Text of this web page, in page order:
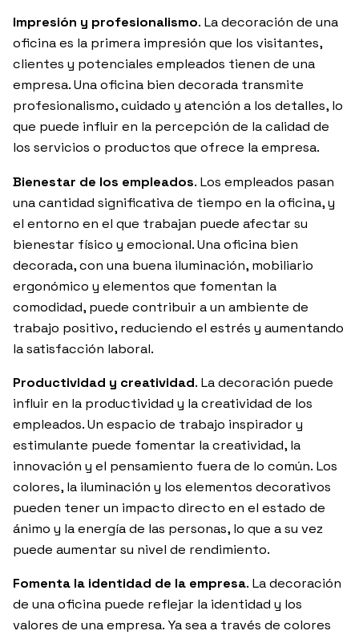
Impresión y profesionalismo. La decoración de una
oficina es la primera impresión que los visitantes,
clientes y potenciales empleados tienen de una
empresa. Una oficina bien decorada transmite
profesionalismo, cuidado y atención a los detalles, lo
que puede influir en la percepción de la calidad de
los servicios o productos que ofrece la empresa.
Bienestar de los empleados. Los empleados pasan
una cantidad significativa de tiempo en la oficina, y
el entorno en el que trabajan puede afectar su
bienestar físico y emocional. Una oficina bien
decorada, con una buena iluminación, mobiliario
ergonómico y elementos que fomentan la
comodidad, puede contribuir a un ambiente de
trabajo positivo, reduciendo el estrés y aumentando
la satisfacción laboral.
Productividad y creatividad. La decoración puede
influir en la productividad y la creatividad de los
empleados. Un espacio de trabajo inspirador y
estimulante puede fomentar la creatividad, la
innovación y el pensamiento fuera de lo común. Los
colores, la iluminación y los elementos decorativos
pueden tener un impacto directo en el estado de
ánimo y la energía de las personas, lo que a su vez
puede aumentar su nivel de rendimiento.
Fomenta la identidad de la empresa. La decoración
de una oficina puede reflejar la identidad y los
valores de una empresa. Ya sea a través de colores